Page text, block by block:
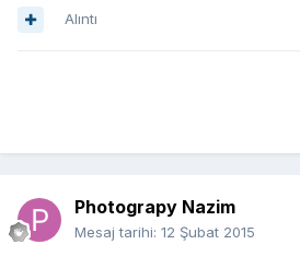
Alıntı
Photograpy Nazim
Mesaj tarihi: 12 Şubat 2015